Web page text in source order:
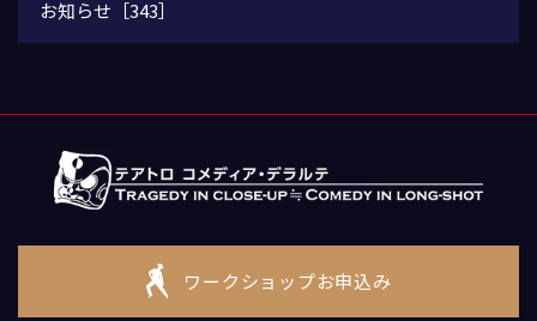
お知らせ［343］
ワークショップお申込み